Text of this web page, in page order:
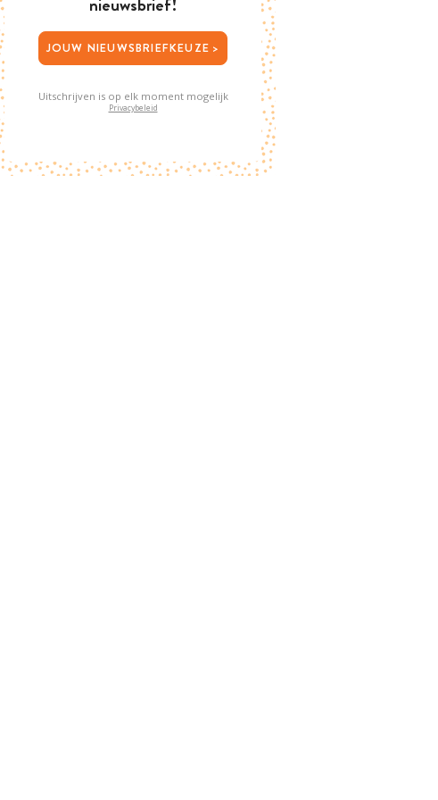
JOUW NIEUWSBRIEFKEUZE >
Uitschrijven is op elk moment mogelijk
Privacybeleid